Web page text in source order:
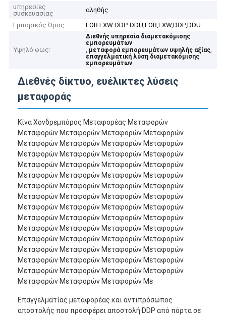
υπηρεσίες
συσκευασίας
αληθής
Εμπορικός Όρος
FOB EXW DDP DDU,FOB,EXW,DDP,DDU
Υψηλό φως:
Διεθνής υπηρεσία διαμετακόμισης
εμπορευμάτων
, μεταφορά εμπορευμάτων υψηλής αξίας,
επαγγελματική λύση διαμετακόμισης
εμπορευμάτων
Διεθνές δίκτυο, ευέλικτες λύσεις
μεταφοράς
Κίνα Χονδρεμπόρος Μεταφορέας Μεταφορών
Μεταφορών Μεταφορών Μεταφορών Μεταφορών
Μεταφορών Μεταφορών Μεταφορών Μεταφορών
Μεταφορών Μεταφορών Μεταφορών Μεταφορών
Μεταφορών Μεταφορών Μεταφορών Μεταφορών
Μεταφορών Μεταφορών Μεταφορών Μεταφορών
Μεταφορών Μεταφορών Μεταφορών Μεταφορών
Μεταφορών Μεταφορών Μεταφορών Μεταφορών
Μεταφορών Μεταφορών Μεταφορών Μεταφορών
Μεταφορών Μεταφορών Μεταφορών Μεταφορών
Μεταφορών Μεταφορών Μεταφορών Μεταφορών
Μεταφορών Μεταφορών Μεταφορών Μεταφορών
Μεταφορών Μεταφορών Μεταφορών Μεταφορών
Μεταφορών Μεταφορών Μεταφορών Μεταφορών
Μεταφορών Μεταφορών Μεταφορών Μεταφορών
Μεταφορών Μεταφορών Μεταφορών Με
Επαγγελματίας μεταφορέας και αντιπρόσωπος
αποστολής που προσφέρει αποστολή DDP από πόρτα σε